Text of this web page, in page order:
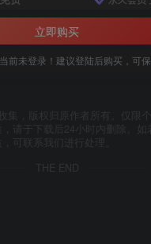
立即购买
前未登录！建议登陆后购买，可
集，版权归原作者所有。仅限个
请于下载后24小时内删除。如
可联系我们进行处理。
THE END